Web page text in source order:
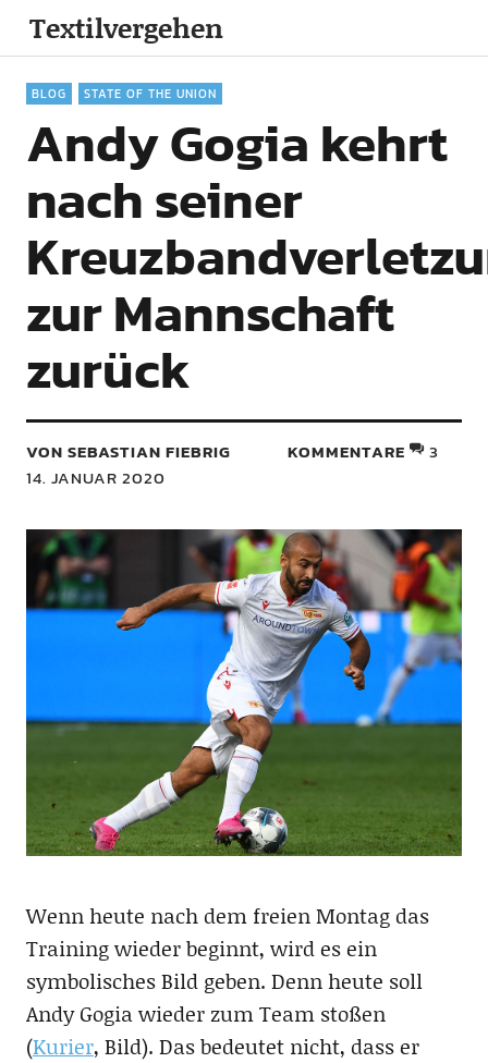
Textilvergehen
BLOG STATE OF THE UNION
Andy Gogia kehrt
nach seiner
zur Mannschaft
zurück
VON SEBASTIAN FIEBRIG
14. JANUAR 2020
KOMMENTARE 3
Wenn heute nach dem freien Montag das
Training wieder beginnt, wird es ein
symbolisches Bild geben. Denn heute soll
Andy Gogia wieder zum Team stoßen
(Kurier, Bild). Das bedeutet nicht, dass er